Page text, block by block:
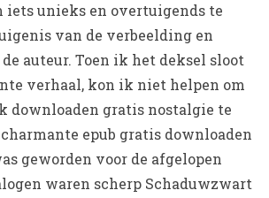
iets unieks en overtuigends te
van de verbeelding en
auteur. Toen ik het deksel sloot
verhaal, kon ik niet helpen om
downloaden gratis nostalgie te
epub gratis downloaden
geworden voor de afgelopen
waren scherp Schaduwzwart